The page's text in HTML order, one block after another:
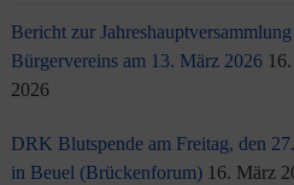
Bericht zur Jahreshauptversammlung
Bürgervereins am 13. März 2026
2026
DRK Blutspende am Freitag, den
in Beuel (Brückenforum) 16. März